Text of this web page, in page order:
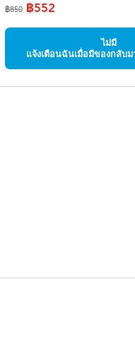
ลดราคาจาก
฿850ถึง฿552
ไม่มี
แจ้งเตือนฉันเมื่อมีของกลับ